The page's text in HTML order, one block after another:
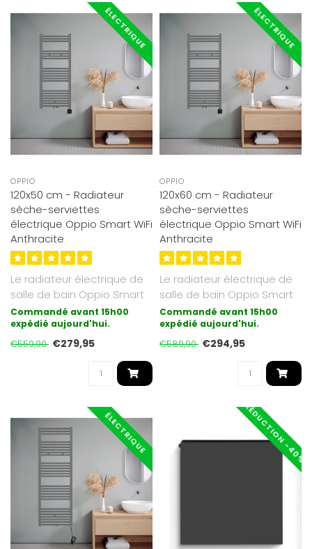
ÉLECTRIQUE
OPPIO
120x50 cm - Radiateur
sèche-serviettes
électrique Oppio Smart WiFi
Anthracite
Le radiateur électrique de
salle de bain Oppio Smart
Wifi avec commande sans
fi..
Commandé avant 15h00
expédié aujourd'hui.
€559,90 €279,95
ÉLECTRIQUE
OPPIO
120x60 cm - Radiateur
sèche-serviettes
électrique Oppio Smart WiFi
Anthracite
Le radiateur électrique de
salle de bain Oppio Smart
Wifi avec commande sans
fi..
Commandé avant 15h00
expédié aujourd'hui.
€589,90 €294,95
ÉLECTRIQUE RÉDUCTION -40%